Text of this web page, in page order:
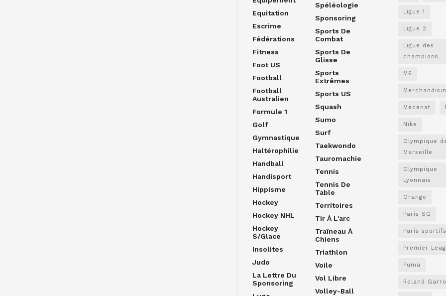
Equitation
Escrime
Fédérations
Fitness
Foot US
Football
Football
Australien
Formule 1
Golf
Gymnastique
Haltérophilie
Handball
Handisport
Hippisme
Hockey
Hockey NHL
Hockey
S/glace
Insolites
Judo
La Lettre Du
Sponsoring
Spéléologie
Sponsoring
Sports De
Combat
Sports De
Glisse
Sports
Extrêmes
Sports US
Squash
Sumo
Surf
Taekwondo
Tauromachie
Tennis
Tennis De
Table
Territoires
Tir À L'arc
Traîneau À
Chiens
Triathlon
Voile
Vol Libre
Volley-Ball
Ligue 1
Ligue 2
Ligue des
champions
M6
Mécénat
Nike
Olympique
Marseille
Olympique
Lyonnais
Orange
Paris SG
Paris sportifs
Premier
Puma
Roland